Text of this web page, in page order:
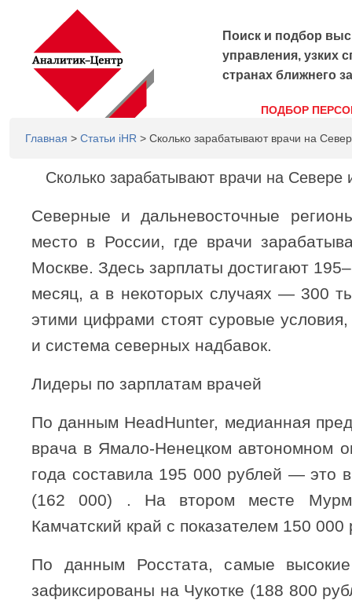
Поиск и подбор
управления, узких
странах ближнего
ПОДБОР
Главная > Статьи iHR > Сколько зарабатывают врачи на
Сколько зарабатывают врачи на Севере
Северные и дальневосточные
место в России, где врачи
Москве. Здесь зарплаты достигают
месяц, а в некоторых случаях — 300
этими цифрами стоят суровые
и система северных надбавок.
Лидеры по зарплатам врачей
По данным HeadHunter, медианная
врача в Ямало-Ненецком автономном
года составила 195 000 рублей — это
(162 000) . На втором месте
Камчатский край с показателем 150 000
По данным Росстата, самые
зафиксированы на Чукотке (188 800